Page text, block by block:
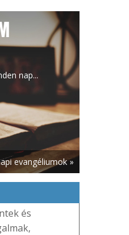
nap...
evangéliumok »
és
,